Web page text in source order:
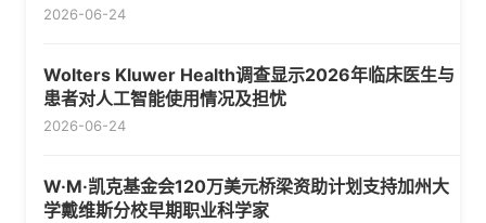
2026-06-24
Wolters Kluwer Health调查显示2026年临床医生与
患者对人工智能使用情况及担忧
2026-06-24
W·M·凯克基金会120万美元桥梁资助计划支持加州大
学戴维斯分校早期职业科学家